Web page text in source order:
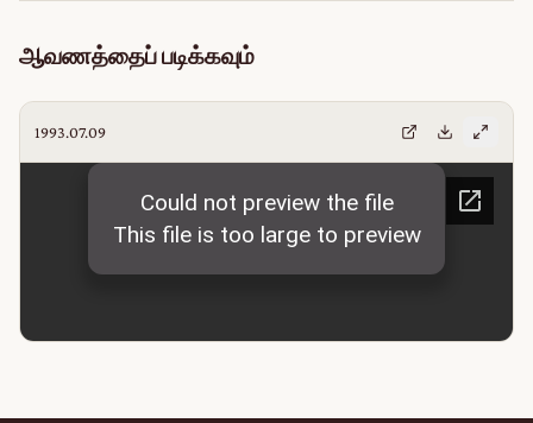
ஆவணத்தைப் படிக்கவும்
1993.07.09